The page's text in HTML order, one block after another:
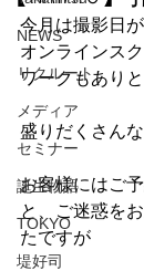
NEWS
リクルート
メディア
セミナー
誕生物語
TOKYO
堤好司
今月は撮影日
オンラインス
ワークもありと
盛りだくさん
お客様にはご
と、ご迷惑を
たですが